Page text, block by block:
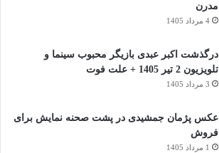
مدرن
4 مرداد 1405
درگذشت اکبر عبدی بازیگر محبوب سینما و
تلویزیون 2 تیر 1405 + علت فوت
3 مرداد 1405
عکس پژمان جمشیدی در پشت صحنه نمایش برای
فروش
1 مرداد 1405